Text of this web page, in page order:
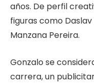
años. De perfil
figuras como
Manzana Pereira.
Gonzalo se
carrera, un